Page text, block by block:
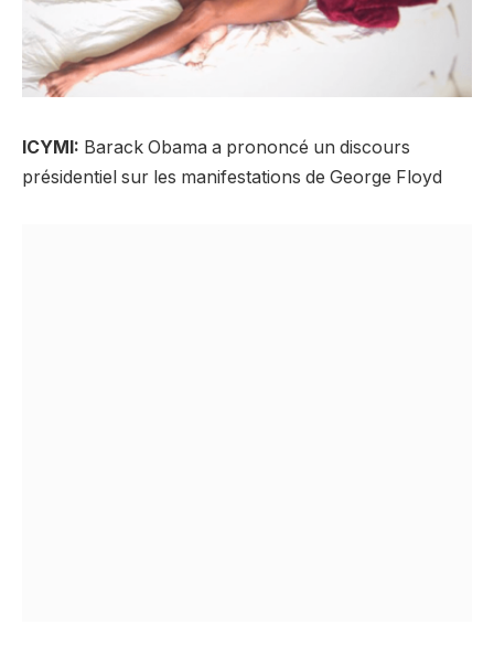
ICYMI: Barack Obama a prononcé un discours
présidentiel sur les manifestations de George Floyd